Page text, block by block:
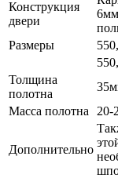
Конструкция
двери
Размеры
Толщина
полотна
Масса полотна
20-
Дополнительно